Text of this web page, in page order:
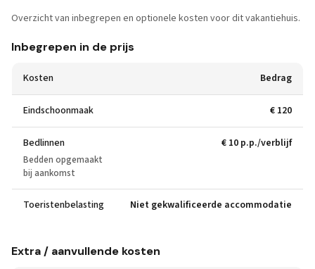
Overzicht van inbegrepen en optionele kosten voor dit vakantiehuis.
Inbegrepen in de prijs
Kosten Bedrag
Eindschoonmaak € 120
Bedlinnen
Bedden opgemaakt
bij aankomst
€ 10 p.p./verblijf
Toeristenbelasting Niet gekwalificeerde accommodatie
Extra / aanvullende kosten